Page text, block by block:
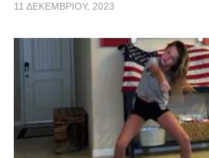
11 ΔΕΚΕΜΒΡΊΟΥ, 2023